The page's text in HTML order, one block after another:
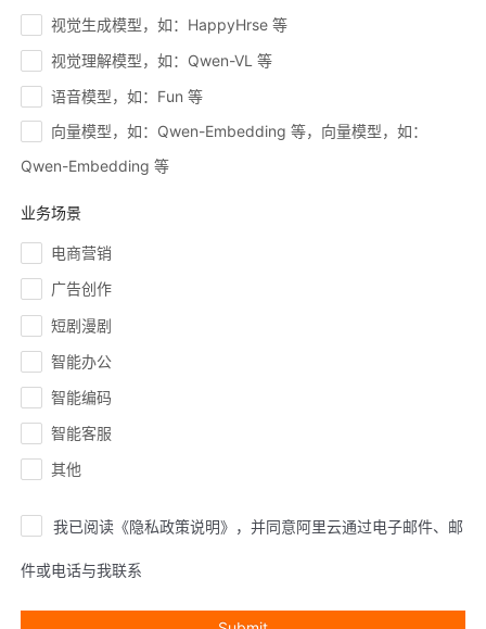
视觉生成模型，如：HappyHrse 等
视觉理解模型，如：Qwen-VL 等
语音模型，如：Fun 等
向量模型，如：Qwen-Embedding 等，向量模型，如：
Qwen-Embedding 等
业务场景
电商营销
广告创作
短剧漫剧
智能办公
智能编码
智能客服
其他
我已阅读《隐私政策说明》，并同意阿里云通过电子邮件、邮
件或电话与我联系